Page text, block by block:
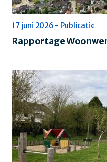
Rapportage
17 juni 2026 - Publicatie